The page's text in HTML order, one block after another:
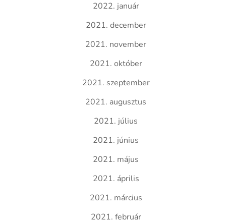
2022. január
2021. december
2021. november
2021. október
2021. szeptember
2021. augusztus
2021. július
2021. június
2021. május
2021. április
2021. március
2021. február